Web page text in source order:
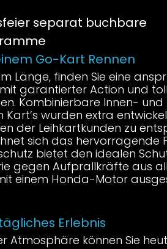
separat buchbare
Go-Kart Rennen
Länge, finden Sie eine
garantierter Action und
Kombinierbare Innen- und
Kart’s wurden extra
der Leihkartkunden zu
sich das hervorragende
bietet den idealen
gegen Aufprallkräfte aus
einem Honda-Motor
Erlebnis
Atmosphäre können Sie